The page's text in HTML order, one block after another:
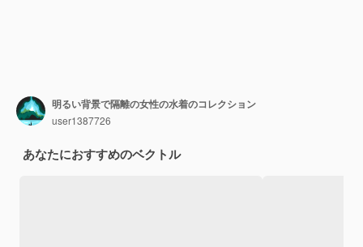
明るい背景で隔離の女性の水着のコレクション
user1387726
あなたにおすすめのベクトル